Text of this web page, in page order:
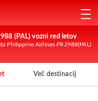
(PAL) vozni red letov
Philippine Airlines PR2988(PAL)
Več destinacij